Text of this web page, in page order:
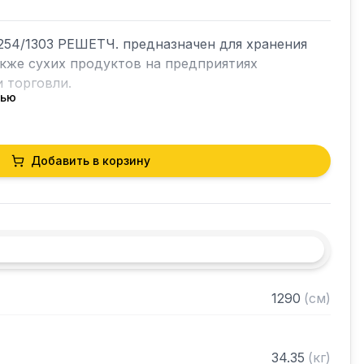
1303 РЕШЕТЧ. предназначен для хранения
сухих продуктов на предприятиях
торговли.
разборный
нержавеющей стали марки AISI 430 толщиной
регулируемое с шагом 120 мм
разобранном виде
Добавить в корзину
1290 (см)
34.35 (кг)